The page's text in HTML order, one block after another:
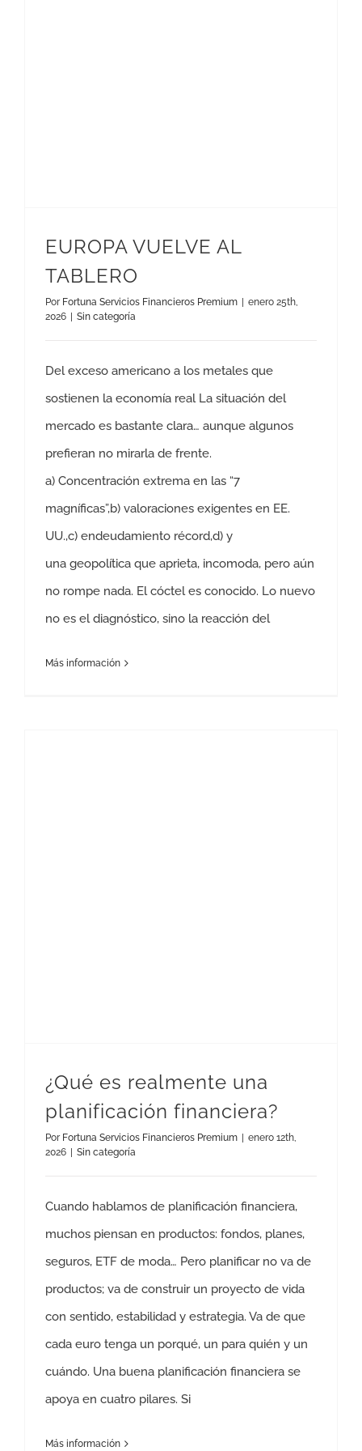
EUROPA VUELVE AL
TABLERO
Por Fortuna Servicios Financieros Premium
enero 25th,
2026
Sin categoría
Del exceso americano a los metales que
sostienen la economía real La situación del
mercado es bastante clara… aunque algunos
prefieran no mirarla de frente.
a) Concentración extrema en las “7
magníficas”,b) valoraciones exigentes en EE.
UU.,c) endeudamiento récord,d) y
una geopolítica que aprieta, incomoda, pero aún
no rompe nada. El cóctel es conocido. Lo nuevo
no es el diagnóstico, sino la reacción del
Más información
¿Qué es realmente una
planificación financiera?
Por Fortuna Servicios Financieros Premium
enero 12th,
2026
Sin categoría
Cuando hablamos de planificación financiera,
muchos piensan en productos: fondos, planes,
seguros, ETF de moda… Pero planificar no va de
productos; va de construir un proyecto de vida
con sentido, estabilidad y estrategia. Va de que
cada euro tenga un porqué, un para quién y un
cuándo. Una buena planificación financiera se
apoya en cuatro pilares. Si
Más información